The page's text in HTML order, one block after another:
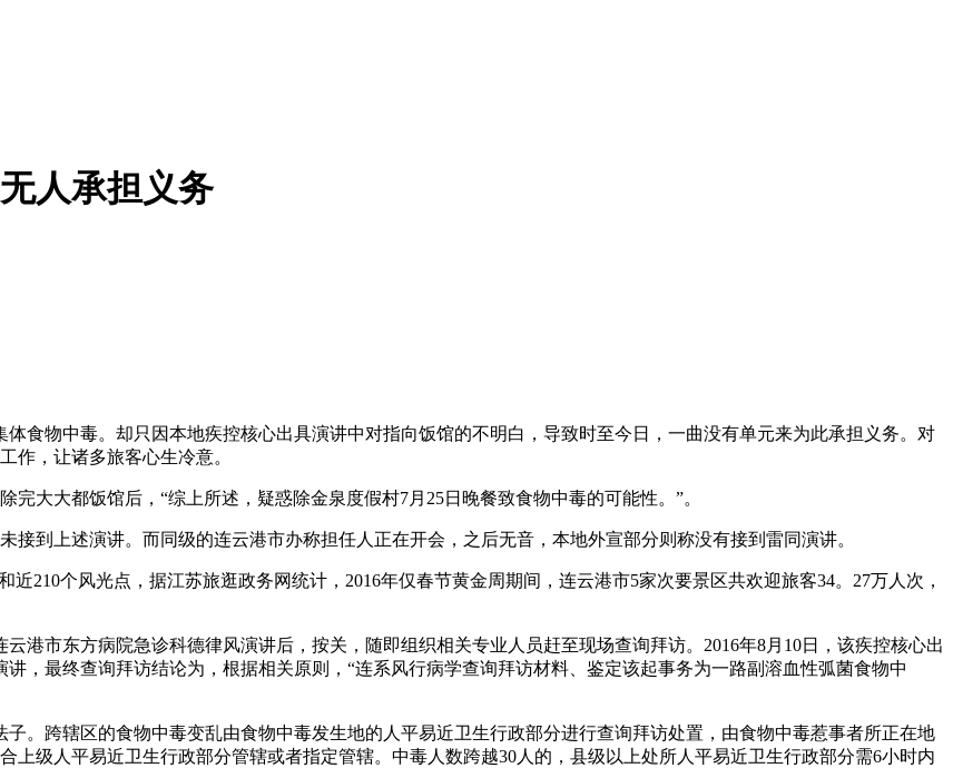
人承担义务
物中毒。却只因本地疾控核心出具演讲中对指向饭馆的不明白，导致时至今日，一曲没有单元来为此承担义务。对
作，让诸多旅客心生冷意。
大都饭馆后，“综上所述，疑惑除金泉度假村7月25日晚餐致食物中毒的可能性。”。
上述演讲。而同级的连云港市办称担任人正在开会，之后无音，本地外宣部分则称没有接到雷同演讲。
个风光点，据江苏旅逛政务网统计，2016年仅春节黄金周期间，连云港市5家次要景区共欢迎旅客34。27万人次，
市东方病院急诊科德律风演讲后，按关，随即组织相关专业人员赶至现场查询拜访。2016年8月10日，该疾控核心出
，最终查询拜访结论为，根据相关原则，“连系风行病学查询拜访材料、鉴定该起事务为一路副溶血性弧菌食物中
跨辖区的食物中毒变乱由食物中毒发生地的人平易近卫生行政部分进行查询拜访处置，由食物中毒惹事者所正在地
上级人平易近卫生行政部分管辖或者指定管辖。中毒人数跨越30人的，县级以上处所人平易近卫生行政部分需6小时内